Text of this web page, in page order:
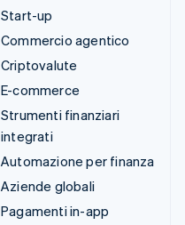
Start-up
Commercio agentico
Criptovalute
E-commerce
Strumenti finanziari
integrati
Automazione per finanza
Aziende globali
Pagamenti in-app